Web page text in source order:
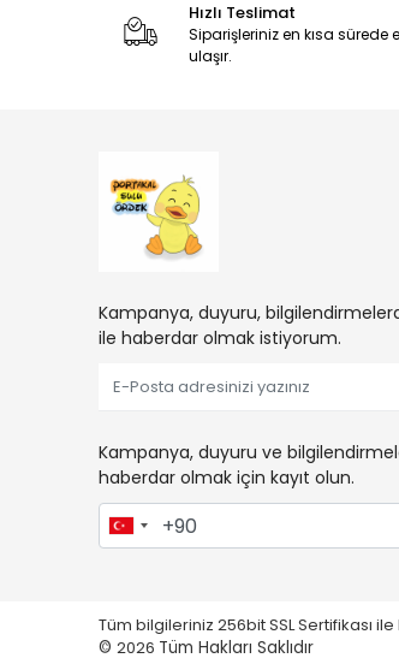
Hızlı Teslimat
Siparişleriniz en kısa sürede
ulaşır.
Kampanya, duyuru,
ile haberdar olmak istiyorum.
Kampanya, duyuru ve
haberdar olmak için kayıt olun.
Tüm bilgileriniz 256bit SSL Sertifikası
© 2026 Tüm Hakları Saklıdır